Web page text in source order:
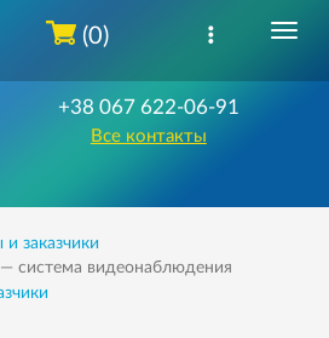
+38 067 622-06-91
Все контакты
(0)
и заказчики
система видеонаблюдения